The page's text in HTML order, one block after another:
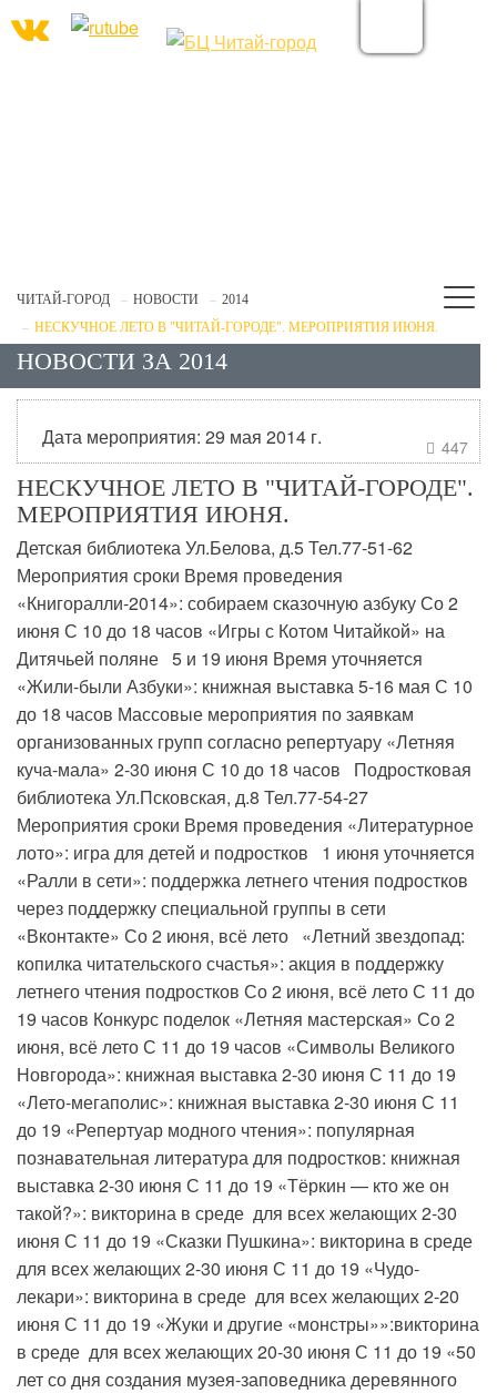
ЧИТАЙ-ГОРОД НОВОСТИ
2014
НЕСКУЧНОЕ ЛЕТО В "ЧИТАЙ-ГОРОДЕ". МЕРОПРИЯТИЯ ИЮНЯ.
НОВОСТИ ЗА 2014
Дата мероприятия: 29 мая 2014 г.  447
НЕСКУЧНОЕ ЛЕТО В "ЧИТАЙ-ГОРОДЕ".
МЕРОПРИЯТИЯ ИЮНЯ.
Детская библиотека Ул.Белова, д.5 Тел.77-51-62
Мероприятия сроки Время проведения
«Книгоралли-2014»: собираем сказочную азбуку Со 2
июня С 10 до 18 часов «Игры с Котом Читайкой» на
Дитячьей поляне 5 и 19 июня Время уточняется
«Жили-были Азбуки»: книжная выставка 5-16 мая С 10
до 18 часов Массовые мероприятия по заявкам
организованных групп согласно репертуару «Летняя
куча-мала» 2-30 июня С 10 до 18 часов Подростковая
библиотека Ул.Псковская, д.8 Тел.77-54-27
Мероприятия сроки Время проведения «Литературное
лото»: игра для детей и подростков 1 июня уточняется
«Ралли в сети»: поддержка летнего чтения подростков
через поддержку специальной группы в сети
«Вконтакте» Со 2 июня, всё лето «Летний звездопад:
копилка читательского счастья»: акция в поддержку
летнего чтения подростков Со 2 июня, всё лето С 11 до
19 часов Конкурс поделок «Летняя мастерская» Со 2
июня, всё лето С 11 до 19 часов «Символы Великого
Новгорода»: книжная выставка 2-30 июня С 11 до 19
«Лето-мегаполис»: книжная выставка 2-30 июня С 11
до 19 «Репертуар модного чтения»: популярная
познавательная литература для подростков: книжная
выставка 2-30 июня С 11 до 19 «Тёркин — кто же он
такой?»: викторина в среде для всех желающих 2-30
июня С 11 до 19 «Сказки Пушкина»: викторина в среде
для всех желающих 2-30 июня С 11 до 19 «Чудо-
лекари»: викторина в среде для всех желающих 2-20
июня С 11 до 19 «Жуки и другие «монстры»»:викторина
в среде для всех желающих 20-30 июня С 11 до 19 «50
лет со дня создания музея-заповедника деревянного